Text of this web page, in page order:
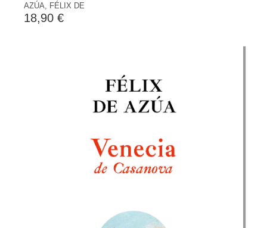
AZÚA, FÉLIX DE
18,90 €